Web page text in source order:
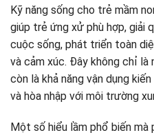
Bước 6 – Kiên nhẫn và nhất
mầm non
Kỹ năng sống cho trẻ mầm
giúp trẻ ứng xử phù hợp, giải
cuộc sống, phát triển toàn
và cảm xúc. Đây không chỉ
còn là khả năng vận dụng
và hòa nhập với môi trường
Một số hiểu lầm phổ biến mà